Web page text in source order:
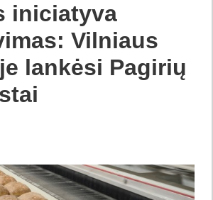
iniciatyva
Vilniaus
lankėsi Pagirių